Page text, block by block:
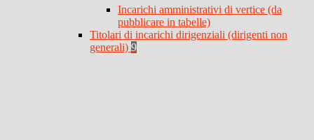
Incarichi amministrativi di vertice (da
pubblicare in tabelle)
Titolari di incarichi dirigenziali (dirigenti non
generali) 9